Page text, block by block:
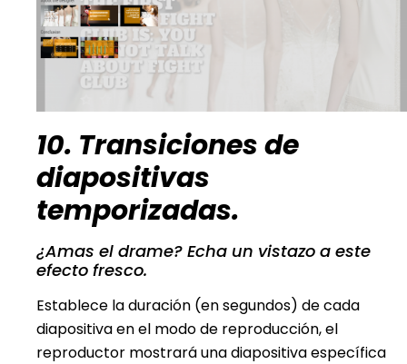
10. Transiciones de
diapositivas
temporizadas.
¿Amas el drame? Echa un vistazo a este
efecto fresco.
Establece la duración (en segundos) de cada
diapositiva en el modo de reproducción, el
reproductor mostrará una diapositiva específica